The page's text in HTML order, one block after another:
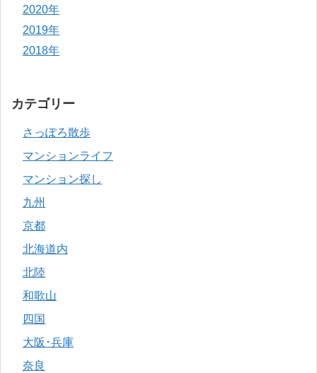
2020年
2019年
2018年
カテゴリー
さっぽろ散歩
マンションライフ
マンション探し
九州
京都
北海道内
北陸
和歌山
四国
大阪･兵庫
奈良